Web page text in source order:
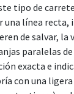
tipo de
línea recta,
de salvar, la
paralelas
exacta e
con una